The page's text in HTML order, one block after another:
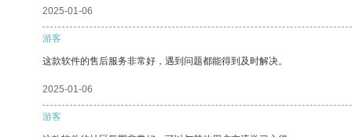
2025-01-06
游客
这款软件的售后服务非常好，遇到问题都能得到及时解决。
2025-01-06
游客